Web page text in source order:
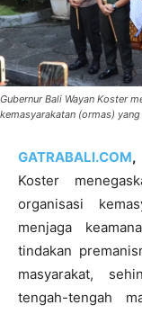
Gubernur Bali Wayan Koster
kemasyarakatan (ormas)
GATRABALI.COM,
Koster
organisasi
menjaga
tindakan
masyarakat,
tengah-tengah